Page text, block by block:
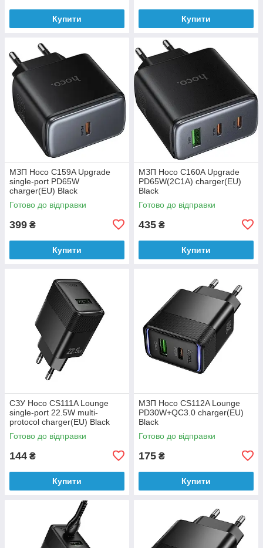
Купити Купити
МЗП Hoco C159A Upgrade
single-port PD65W
charger(EU) Black
Готово до відправки
399 ₴
Купити
МЗП Hoco C160A Upgrade
PD65W(2C1A) charger(EU)
Black
Готово до відправки
435 ₴
Купити
СЗУ Hoco CS111A Lounge
single-port 22.5W multi-
protocol charger(EU) Black
Готово до відправки
144 ₴
Купити
МЗП Hoco CS112A Lounge
PD30W+QC3.0 charger(EU)
Black
Готово до відправки
175 ₴
Купити